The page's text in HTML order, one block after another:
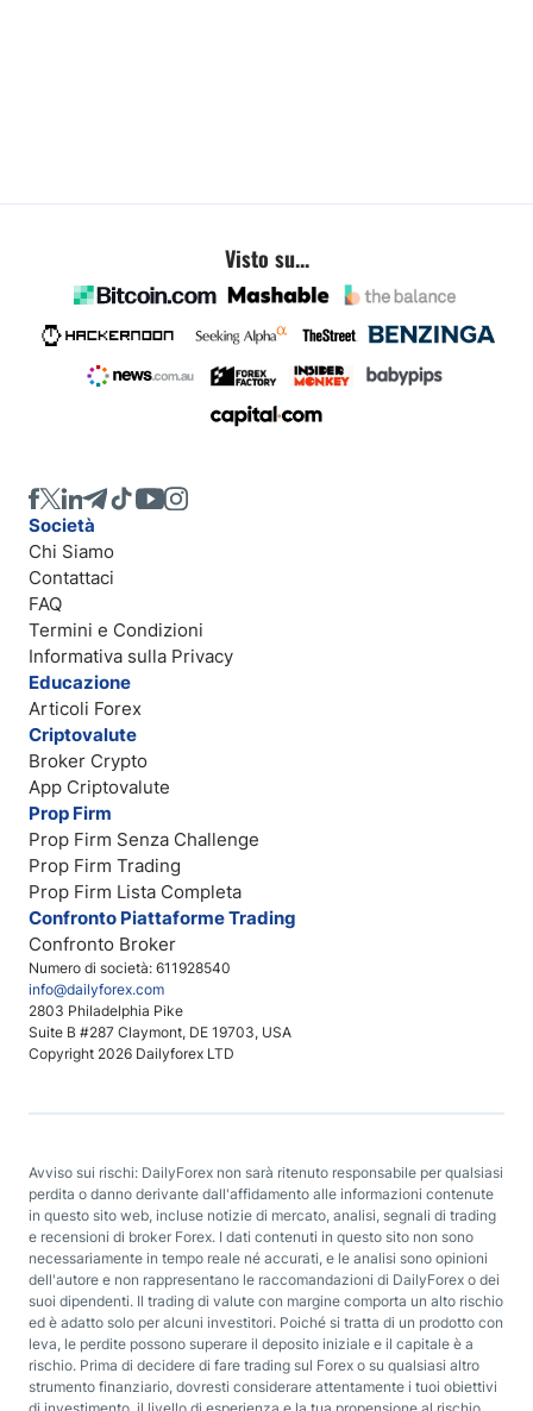
Visto su...
Numero di società: 611928540
info@dailyforex.com
2803 Philadelphia Pike
Suite B #287 Claymont, DE 19703, USA
Copyright 2026 Dailyforex LTD
Società
Chi Siamo
Contattaci
FAQ
Termini e Condizioni
Informativa sulla Privacy
Educazione
Articoli Forex
Criptovalute
Broker Crypto
App Criptovalute
Prop Firm
Prop Firm Senza Challenge
Prop Firm Trading
Prop Firm Lista Completa
Confronto Piattaforme Trading
Confronto Broker
Avviso sui rischi: DailyForex non sarà ritenuto responsabile per qualsiasi
perdita o danno derivante dall'affidamento alle informazioni contenute
in questo sito web, incluse notizie di mercato, analisi, segnali di trading
e recensioni di broker Forex. I dati contenuti in questo sito non sono
necessariamente in tempo reale né accurati, e le analisi sono opinioni
dell'autore e non rappresentano le raccomandazioni di DailyForex o dei
suoi dipendenti. Il trading di valute con margine comporta un alto rischio
ed è adatto solo per alcuni investitori. Poiché si tratta di un prodotto con
leva, le perdite possono superare il deposito iniziale e il capitale è a
rischio. Prima di decidere di fare trading sul Forex o su qualsiasi altro
strumento finanziario, dovresti considerare attentamente i tuoi obiettivi